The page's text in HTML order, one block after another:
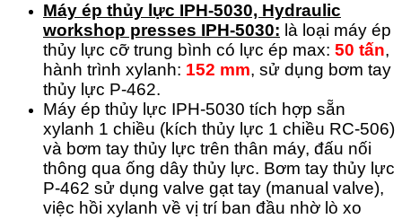
Máy ép thủy lực IPH-5030, Hydraulic
workshop presses IPH-5030: là loại máy ép
thủy lực cỡ trung bình có lực ép max: 50 tấn,
hành trình xylanh: 152 mm, sử dụng bơm tay
thủy lực P-462.
Máy ép thủy lực IPH-5030 tích hợp sẵn
xylanh 1 chiều (kích thủy lực 1 chiều RC-506)
và bơm tay thủy lực trên thân máy, đấu nối
thông qua ống dây thủy lực. Bơm tay thủy lực
P-462 sử dụng valve gạt tay (manual valve),
việc hồi xylanh về vị trí ban đầu nhờ lò xo